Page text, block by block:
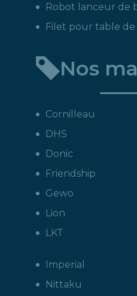
Robot lanceur de
Filet pour table
Nos
Cornilleau
DHS
Donic
Friendship
Gewo
Lion
LKT
Imperial
Nittaku